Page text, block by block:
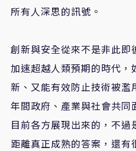
所有人深思的訊號。
創新與安全從來不是非此即
加速超越人類預期的時代，
新、又能有效防止技術被濫
年間政府、產業與社會共
目前各方展現出來的，不過
距離真正成熟的答案，還有